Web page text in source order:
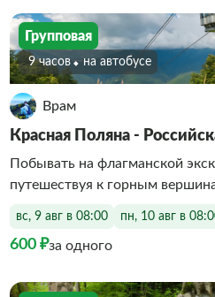
Групповая
9 часов На автобусе
Врам
Красная Поляна -
Побывать на флагманской
путешествуя к горным
вс, 9 авг в 08:00 пн, 10 авг в
600 ₽за одного